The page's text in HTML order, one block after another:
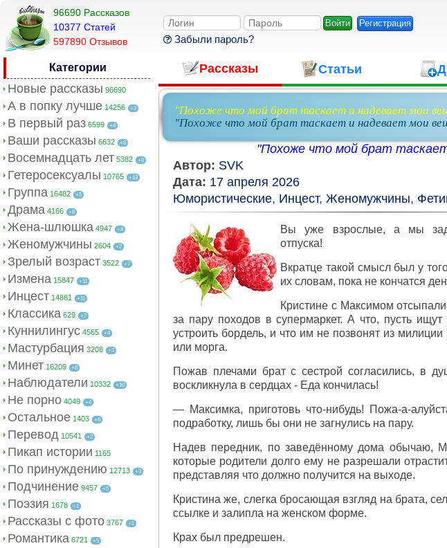
96690 Рассказов
10377 Cтатей
597890 Отзывов
Регистрация
Забыли пароль?
Категории
Новые рассказы 96690
А в попку лучше 14256 +3
В первый раз 6599 +4
Ваши рассказы 6632 +8
Восемнадцать лет 5382 +8
Гетеросексуалы 10765 +13
Группа 16482 +5
Драма 4166 +8
Жена-шлюшка 4947 +4
Женомужчины 2604 +2
Зрелый возраст 3522 +7
Измена 15847 +11
Инцест 14881 +11
Классика 629 +2
Куннилингус 4565 +4
Мастурбация 3208 +3
Минет 16209 +8
Наблюдатели 10332 +10
Не порно 4049 +4
Остальное 1403 +6
Перевод 10541 +2
Пикап истории 1165
По принуждению 12713 +3
Подчинение 9457 +5
Поэзия 1678 +1
Рассказы с фото 3767 +1
Романтика 6721 +5
Рассказы Статьи
"Похоже что мой брат таскает и надевает мои
"Похоже что мой брат таскает и надевает мои
"Похоже что мой брат
Автор: SVK
Дата: 17 апреля 2026
Юмористические, Инцест, Женомужчины,
Вы уже взрослые, а мы
отпуска!
Вкратце такой смысл был у
их словам, пока не кончатся
Кристине с Максимом
за пару походов в супермаркет. А что, пусть
устроить бордель, и что им не позвонят из
или морга.
Пожав плечами брат с сестрой согласились, в
воскликнула в сердцах - Еда кончилась!
— Максимка, приготовь что-нибудь! Пожа-а-
подработку, лишь бы они не загнулись на пару.
Надев передник, по заведённому дома обычаю,
которые родители долго ему не разрешали
представляя что должно получится на выходе.
Кристина же, слегка бросающая взгляд на брата,
ссылке и залипла на женском форме.
Крах был предрешен.